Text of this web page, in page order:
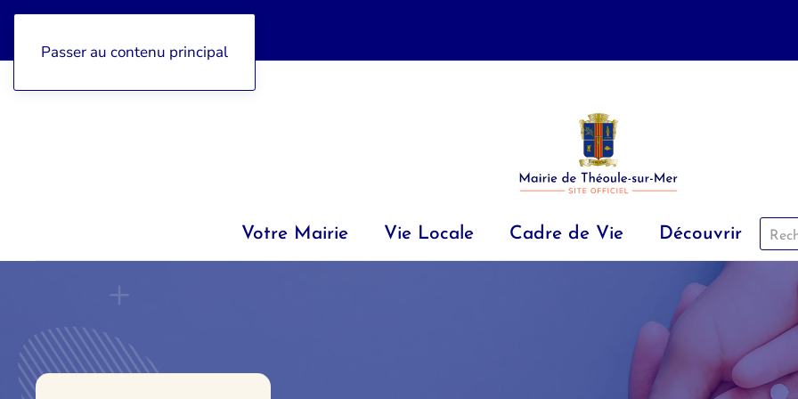
Passer au contenu principal
Votre Mairie Vie Locale Cadre de Vie Découvrir
ENFANCE & JEUNESSE